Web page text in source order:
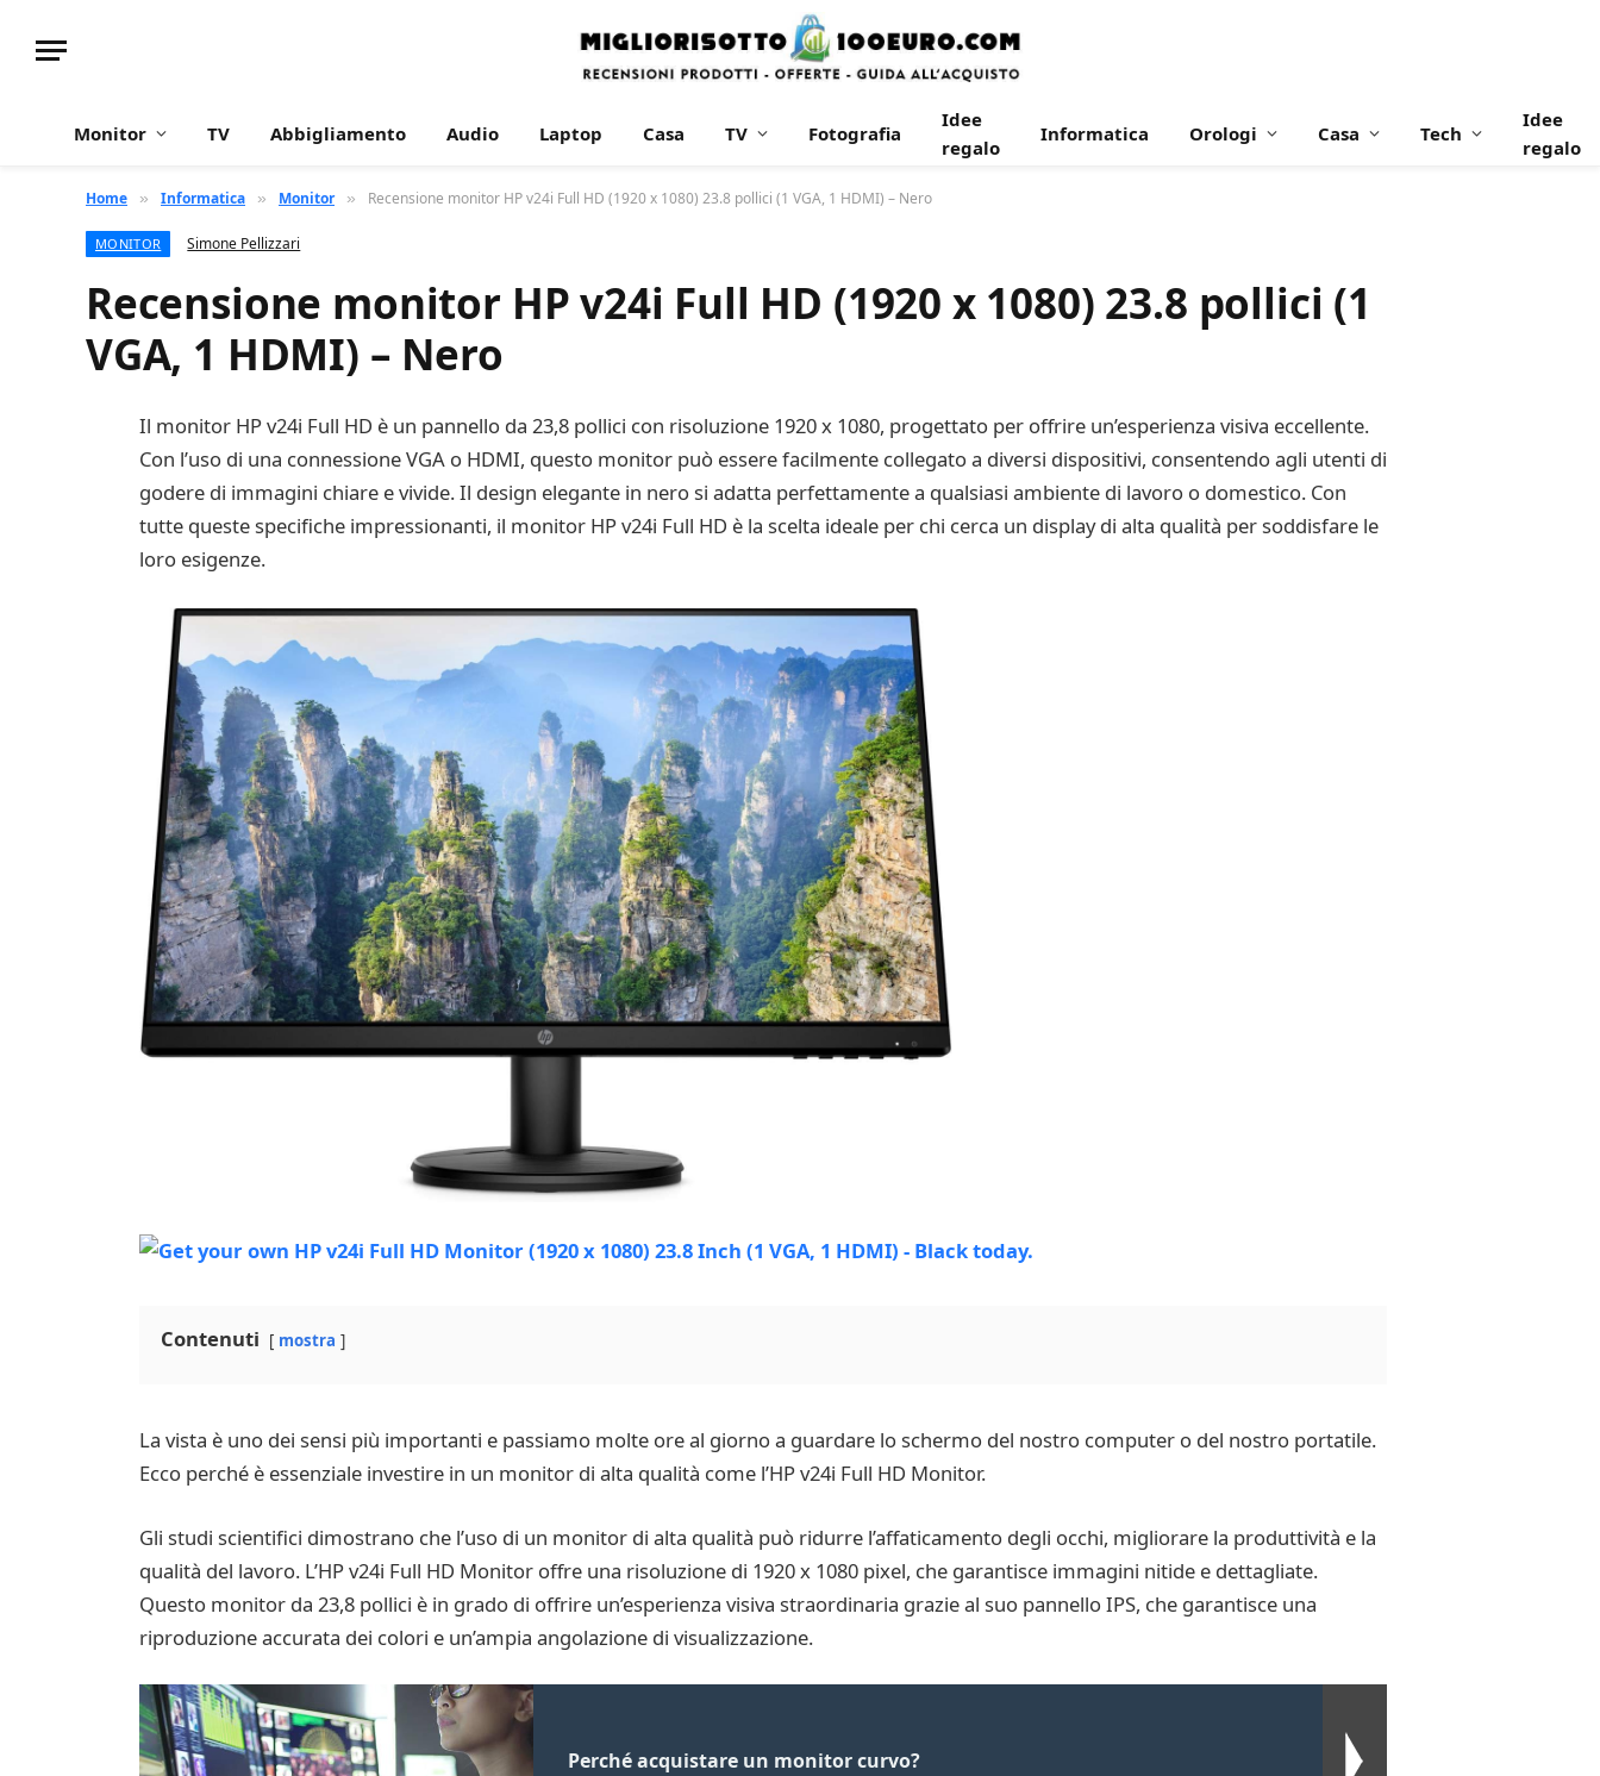
Monitor TV Abbigliamento Audio Laptop Casa TV Fotografia
Idee
regalo
Informatica Orologi Casa Tech
Idee
regalo
Home » Informatica » Monitor » Recensione monitor HP v24i Full HD (1920 x 1080) 23.8 pollici (1 VGA, 1 HDMI) – Nero
MONITOR Simone Pellizzari
Recensione monitor HP v24i Full HD (1920 x 1080) 23.8 pollici (1
VGA, 1 HDMI) – Nero
Il monitor HP v24i Full HD è un pannello da 23,8 pollici con risoluzione 1920 x 1080, progettato per offrire un’esperienza visiva eccellente.
Con l’uso di una connessione VGA o HDMI, questo monitor può essere facilmente collegato a diversi dispositivi, consentendo agli utenti di
godere di immagini chiare e vivide. Il design elegante in nero si adatta perfettamente a qualsiasi ambiente di lavoro o domestico. Con
tutte queste specifiche impressionanti, il monitor HP v24i Full HD è la scelta ideale per chi cerca un display di alta qualità per soddisfare le
loro esigenze.
Contenuti mostra
La vista è uno dei sensi più importanti e passiamo molte ore al giorno a guardare lo schermo del nostro computer o del nostro portatile.
Ecco perché è essenziale investire in un monitor di alta qualità come l’HP v24i Full HD Monitor.
Gli studi scientifici dimostrano che l’uso di un monitor di alta qualità può ridurre l’affaticamento degli occhi, migliorare la produttività e la
qualità del lavoro. L’HP v24i Full HD Monitor offre una risoluzione di 1920 x 1080 pixel, che garantisce immagini nitide e dettagliate.
Questo monitor da 23,8 pollici è in grado di offrire un’esperienza visiva straordinaria grazie al suo pannello IPS, che garantisce una
riproduzione accurata dei colori e un’ampia angolazione di visualizzazione.
Perché acquistare un monitor curvo?